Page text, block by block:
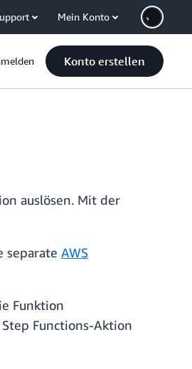
Mein Konto
Konto erstellen
auslösen. Mit der
separate AWS
Funktion
Functions-Aktion